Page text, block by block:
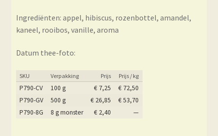
Ingrediënten: appel, hibiscus, rozenbottel, amandel,
kaneel, rooibos, vanille, aroma
Datum thee-foto:
SKU Verpakking Prijs Prijs / kg
P790-CV 100 g € 7,25 € 72,50
P790-GV
500 g € 26,85 €53,70
P790-8G
8 g monster € 2,40 —